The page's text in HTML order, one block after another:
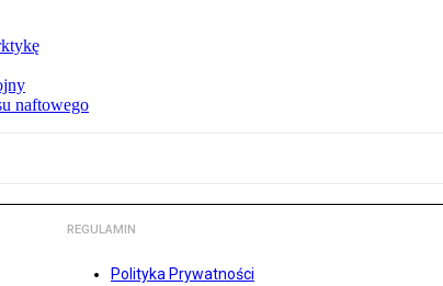
naftowego
REGULAMIN
Polityka Prywatności